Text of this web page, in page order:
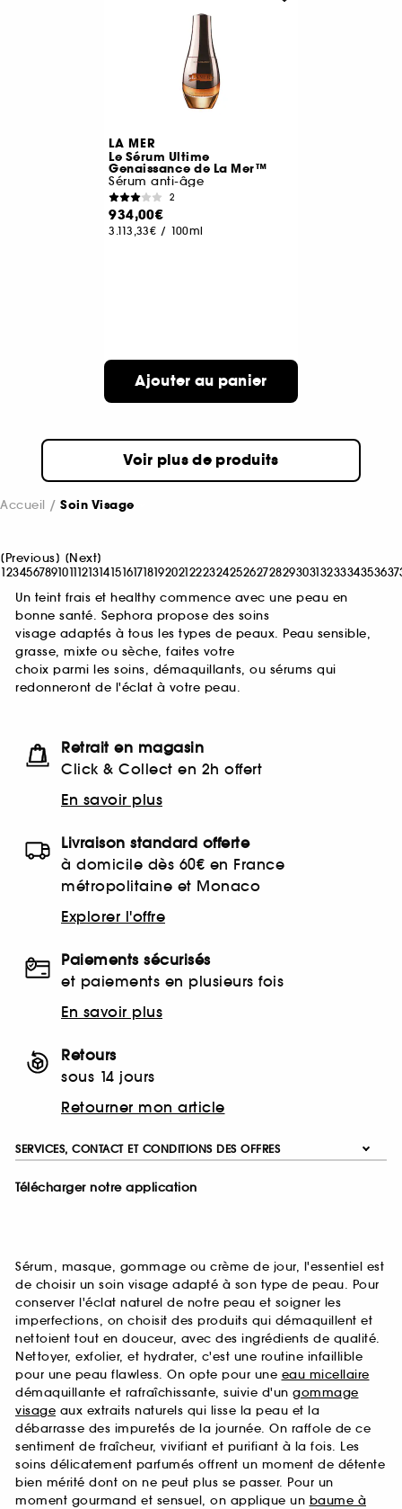
LA MER
Le Sérum Ultime
Genaissance de La Mer™
Sérum anti-âge
2
934,00€
3.113,33€ / 100ml
Ajouter au panier
Voir plus de produits
Accueil Soin Visage
[Previous] [Next]
12345678910111213141516171819202122232425262728293031323334353637
Un teint frais et healthy commence avec une peau en
bonne santé. Sephora propose des soins
visage adaptés à tous les types de peaux. Peau sensible,
grasse, mixte ou sèche, faites votre
choix parmi les soins, démaquillants, ou sérums qui
redonneront de l'éclat à votre peau.
Retrait en magasin
Click & Collect en 2h offert
En savoir plus
Livraison standard offerte
à domicile dès 60€ en France
métropolitaine et Monaco
Explorer l'offre
Paiements sécurisés
et paiements en plusieurs fois
En savoir plus
Retours
sous 14 jours
Retourner mon article
SERVICES, CONTACT ET CONDITIONS DES OFFRES
Télécharger notre application
Sérum, masque, gommage ou crème de jour, l'essentiel est
de choisir un soin visage adapté à son type de peau. Pour
conserver l'éclat naturel de notre peau et soigner les
imperfections, on choisit des produits qui démaquillent et
nettoient tout en douceur, avec des ingrédients de qualité.
Nettoyer, exfolier, et hydrater, c'est une routine infaillible
pour une peau flawless. On opte pour une eau micellaire
démaquillante et rafraîchissante, suivie d'un gommage
visage aux extraits naturels qui lisse la peau et la
débarrasse des impuretés de la journée. On raffole de ce
sentiment de fraîcheur, vivifiant et purifiant à la fois. Les
soins délicatement parfumés offrent un moment de détente
bien mérité dont on ne peut plus se passer. Pour un
moment gourmand et sensuel, on applique un baume à